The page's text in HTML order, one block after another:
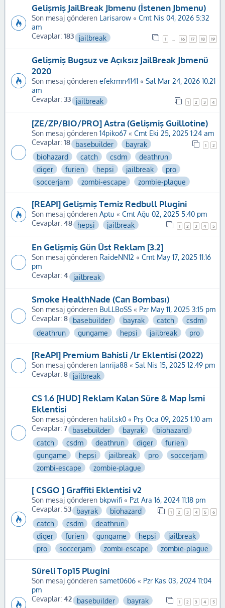
Gelişmiş JailBreak Jbmenu (İstenen Jbmenu)
Son mesaj gönderen Larisarow « Cmt Nis 04, 2026 5:32
am
Cevaplar: 183 1 16 17 18 19
jailbreak
Gelişmiş Bugsuz ve Açıksız JailBreak Jbmenü
2020
Son mesaj gönderen efekrmn4141 « Sal Mar 24, 2026 10:21
am
Cevaplar: 33 1 2 3 4
jailbreak
[ZE/ZP/BIO/PRO] Astra (Gelişmiş Guillotine)
Son mesaj gönderen 14piko67 « Cmt Eki 25, 2025 1:24 am
Cevaplar: 18 1 2
basebuilder
bayrak
biohazard
catch csdm
deathrun
diger
furien hepsi jailbreak
pro
soccerjam
zombi-escape zombie-plague
[REAPI] Gelişmiş Temiz Redbull Plugini
Son mesaj gönderen Aptu « Cmt Ağu 02, 2025 5:40 pm
Cevaplar: 48 1 2 3 4 5
hepsi jailbreak
En Gelişmiş Gün Üst Reklam [3.2]
Son mesaj gönderen RaideNN12 « Cmt May 17, 2025 11:16
pm
Cevaplar: 4 jailbreak
Smoke HealthNade (Can Bombası)
Son mesaj gönderen BuLLBoSS « Pzr May 11, 2025 3:15 pm
Cevaplar: 8 basebuilder bayrak catch
csdm
deathrun
gungame hepsi jailbreak pro
[ReAPI] Premium Bahisli /lr Eklentisi (2022)
Son mesaj gönderen lanrija88 « Sal Nis 15, 2025 12:49 pm
Cevaplar: 8 jailbreak
CS 1.6 [HUD] Reklam Kalan Süre & Map İsmi
Eklentisi
Son mesaj gönderen halil.sk0 « Prş Oca 09, 2025 1:10 am
Cevaplar: 7 basebuilder bayrak
biohazard
catch
csdm deathrun diger
furien
gungame
hepsi jailbreak pro
soccerjam
zombi-escape
zombie-plague
[ CSGO ] Graffiti Eklentisi v2
Son mesaj gönderen bkpwifi « Pzt Ara 16, 2024 11:18 pm
Cevaplar: 53 1 2 3 4 5 6
bayrak
biohazard
catch
csdm
deathrun
diger
furien gungame hepsi
jailbreak
pro
soccerjam zombi-escape zombie-plague
Süreli Top15 Plugini
Son mesaj gönderen samet0606 « Pzr Kas 03, 2024 11:04
pm
Cevaplar: 42 1 2 3 4 5
basebuilder
bayrak